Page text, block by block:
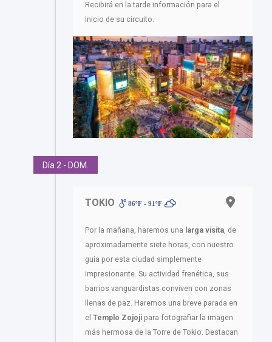
Recibirá en la tarde información para el
inicio de su circuito.
Día 2 - DOM.
TOKIO 86ºF - 91ºF
Por la mañana, haremos una larga visita, de
aproximadamente siete horas, con nuestro
guía por esta ciudad simplemente
impresionante. Su actividad frenética, sus
barrios vanguardistas conviven con zonas
llenas de paz. Haremos una breve parada en
el Templo Zojoji para fotografiar la imagen
más hermosa de la Torre de Tokio. Destacan